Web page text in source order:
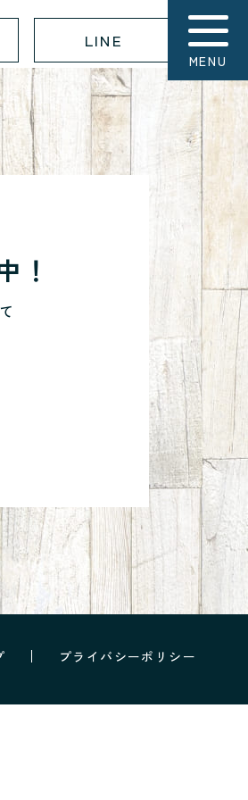
LINE
MENU
！
プライバシーポリシー